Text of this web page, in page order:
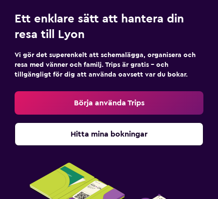
Ett enklare sätt att hantera din
resa till Lyon
Vi gör det superenkelt att schemalägga, organisera och
resa med vänner och familj. Trips är gratis – och
tillgängligt för dig att använda oavsett var du bokar.
Börja använda Trips
Hitta mina bokningar